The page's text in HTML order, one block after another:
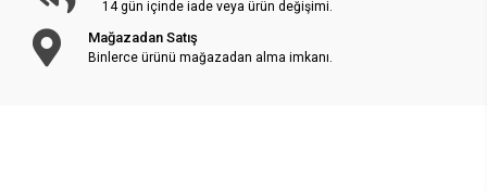
14 gün içinde iade veya ürün değişimi.
Mağazadan Satış
Binlerce ürünü mağazadan alma imkanı.